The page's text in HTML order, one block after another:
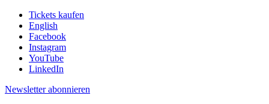
Tickets kaufen
English
Facebook
Instagram
YouTube
LinkedIn
Newsletter abonnieren